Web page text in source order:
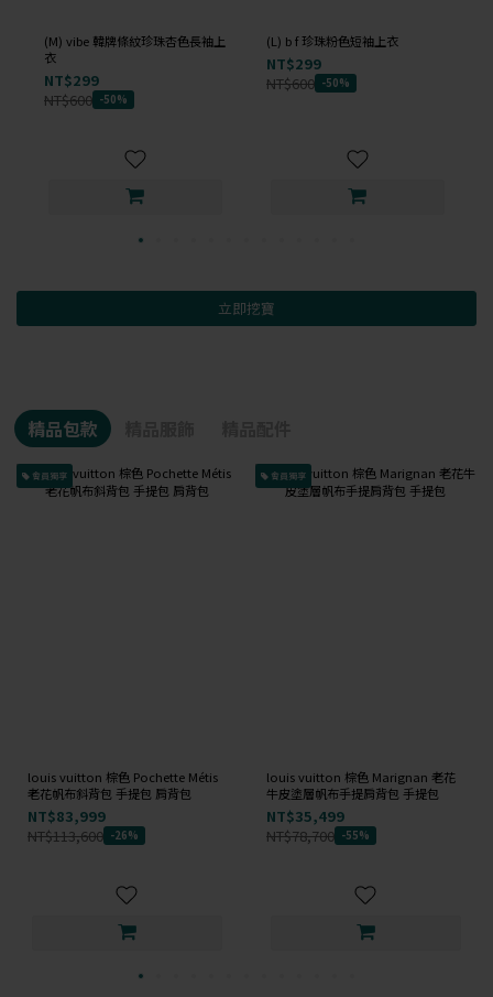
(M) vibe 韓牌條紋珍珠杏色長袖上
衣
NT$299
NT$600 -50%
(L) b f 珍珠粉色短袖上衣
NT$299
NT$600 -50%
立即挖寶
精品包款
會員獨享
louis vuitton 棕色 Pochette Métis
老花帆布斜背包 手提包 肩背包
NT$83,999
NT$113,600 -26%
會員獨享
louis vuitton 棕色 Marignan 老花
牛皮塗層帆布手提肩背包 手提包
NT$35,499
NT$78,700 -55%